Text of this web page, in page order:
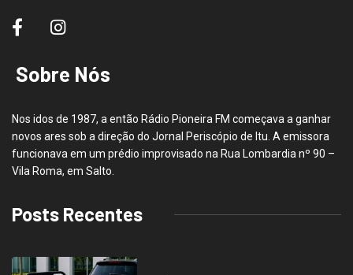
Sobre Nós
Nos idos de 1987, a então Rádio Pioneira FM começava a ganhar
novos ares sob a direção do Jornal Periscópio de Itu. A emissora
funcionava em um prédio improvisado na Rua Lombardia nº 90 –
Vila Roma, em Salto.
Posts Recentes